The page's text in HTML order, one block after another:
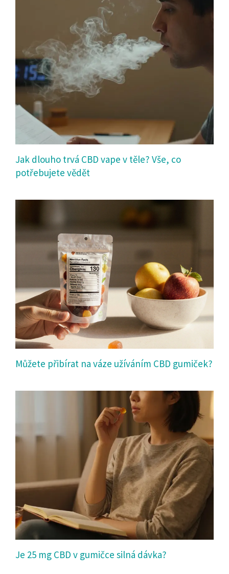
Jak dlouho trvá CBD vape v těle? Vše, co
potřebujete vědět
Můžete přibírat na váze užíváním CBD gumiček?
Je 25 mg CBD v gumičce silná dávka?